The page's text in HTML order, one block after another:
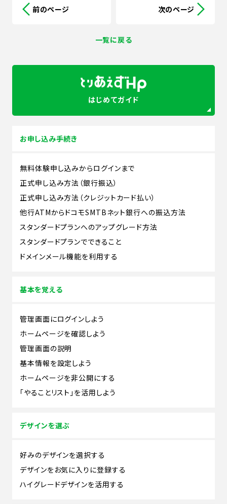
前のページ
一覧に戻る
次のページ
はじめてガイド
お申し込み手続き
無料体験申し込みからログインまで
正式申し込み方法（銀行振込）
正式申し込み方法（クレジットカード払い）
他行ATMからドコモSMTBネット銀行への振込方法
スタンダードプランへのアップグレード方法
スタンダードプランでできること
ドメインメール機能を利用する
基本を覚える
管理画面にログインしよう
ホームページを確認しよう
管理画面の説明
基本情報を設定しよう
ホームページを非公開にする
「やることリスト」を活用しよう
デザインを選ぶ
好みのデザインを選択する
デザインをお気に入りに登録する
ハイグレードデザインを活用する